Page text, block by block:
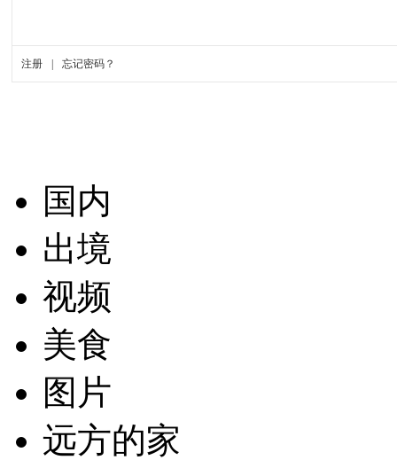
国内
出境
视频
美食
图片
远方的家